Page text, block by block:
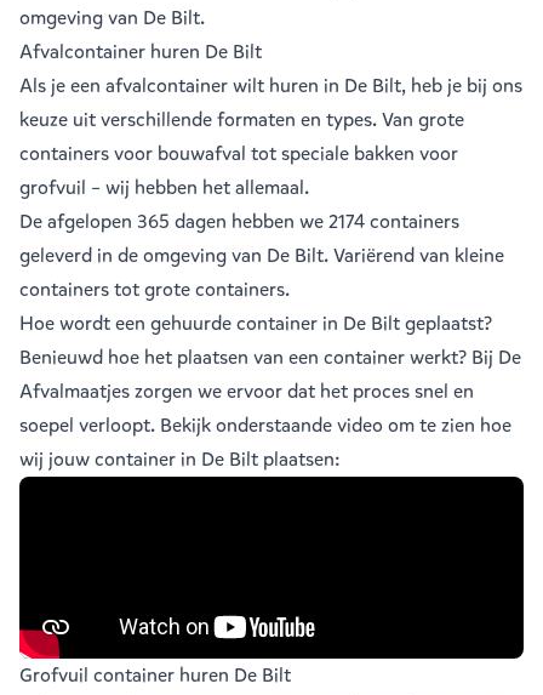
omgeving van De Bilt.
Afvalcontainer huren De Bilt
Als je een afvalcontainerwilt huren in De Bilt, heb je bij ons
keuze uit verschillende formaten en types. Van grote
containers voor bouwafval tot speciale bakken voor
grofvuil – wij hebben het allemaal.
De afgelopen 365 dagen hebben we 2174 containers
geleverd in de omgeving van De Bilt. Variërend van kleine
containerstotgrote containers.
Hoe wordt een gehuurde container in De Bilt geplaatst?
Benieuwd hoe het plaatsen van een container werkt? Bij De
Afvalmaatjes zorgen we ervoor dat het proces snel en
soepel verloopt. Bekijk onderstaande video om te zien hoe
wij jouw container in De Bilt plaatsen:
Grofvuil container huren De Bilt